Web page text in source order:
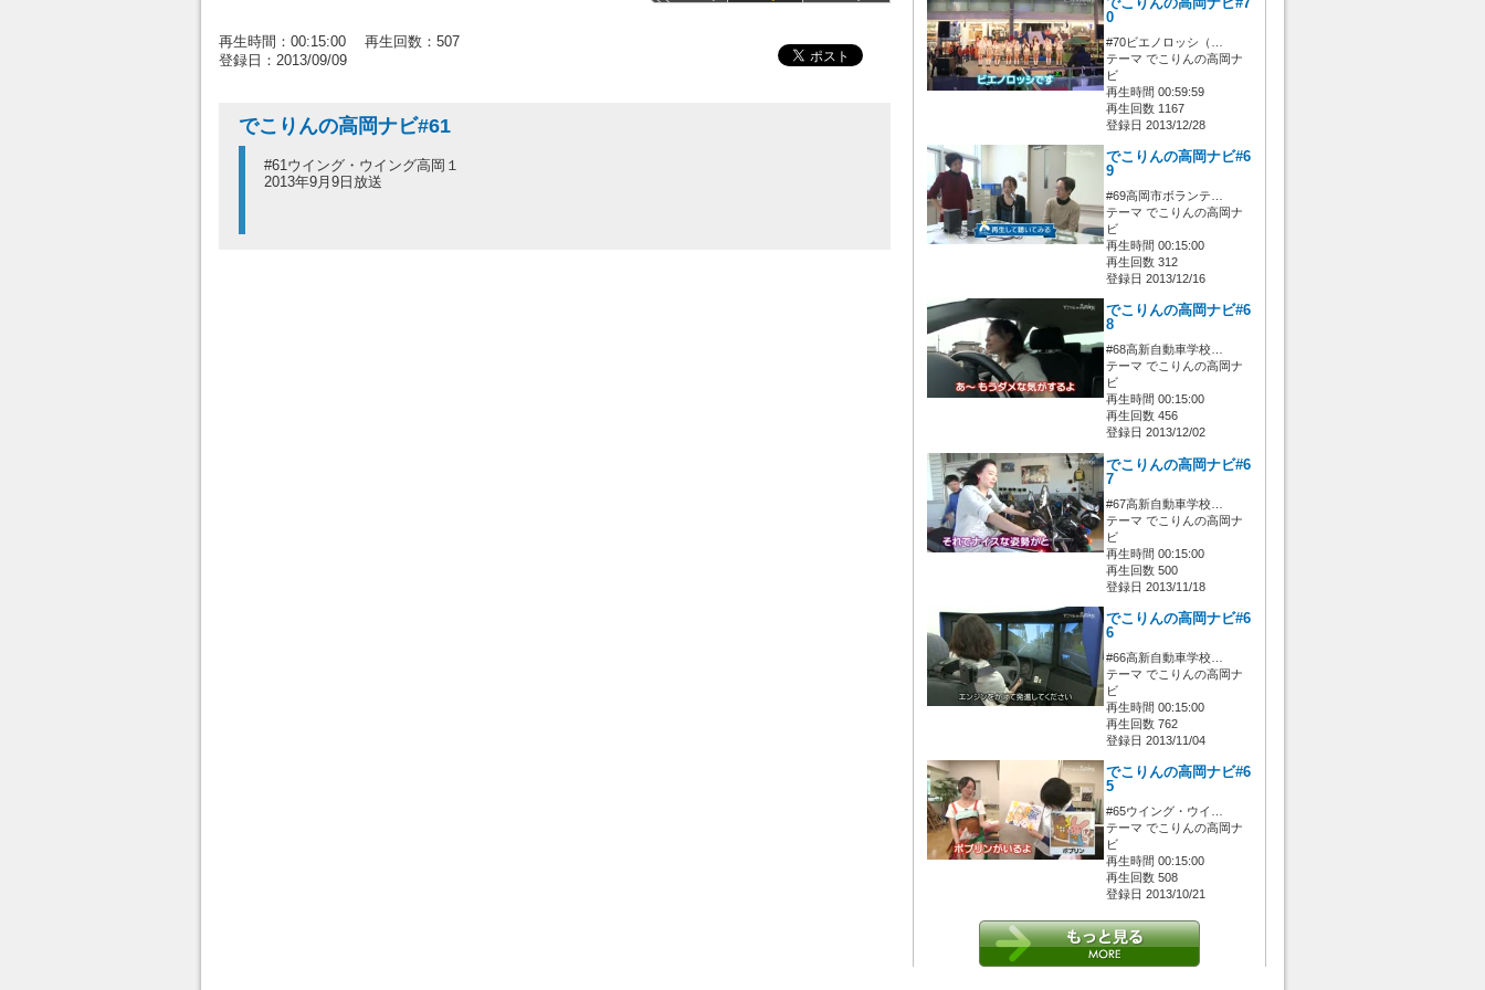
再生時間：00:15:00 再生回数：507
登録日：2013/09/09
でこりんの高岡ナビ#61
#61ウイング・ウイング高岡１
2013年9月9日放送
でこりんの高岡ナビ#7
0
#70ビエノロッシ（…
テーマ でこりんの高岡ナ
ビ
再生時間 00:59:59
再生回数 1167
登録日 2013/12/28
でこりんの高岡ナビ#6
9
#69高岡市ボランテ…
テーマ でこりんの高岡ナ
ビ
再生時間 00:15:00
再生回数 312
登録日 2013/12/16
でこりんの高岡ナビ#6
8
#68高新自動車学校…
テーマ でこりんの高岡ナ
ビ
再生時間 00:15:00
再生回数 456
登録日 2013/12/02
でこりんの高岡ナビ#6
7
#67高新自動車学校…
テーマ でこりんの高岡ナ
ビ
再生時間 00:15:00
再生回数 500
登録日 2013/11/18
でこりんの高岡ナビ#6
6
#66高新自動車学校…
テーマ でこりんの高岡ナ
ビ
再生時間 00:15:00
再生回数 762
登録日 2013/11/04
でこりんの高岡ナビ#6
5
#65ウイング・ウイ…
テーマ でこりんの高岡ナ
ビ
再生時間 00:15:00
再生回数 508
登録日 2013/10/21